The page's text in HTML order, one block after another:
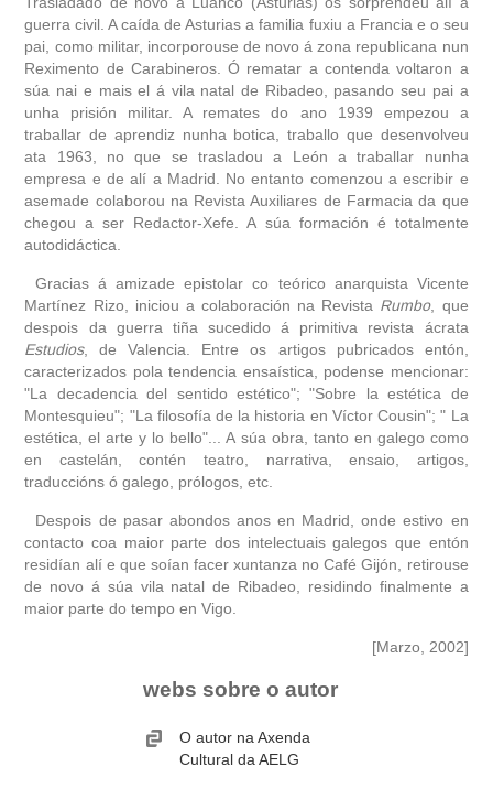
outros docs
guerra civil. A caída de Asturias a familia fuxiu a Francia e o seu
pai, como militar, incorporouse de novo á zona republicana nun
Reximento de Carabineros. Ó rematar a contenda voltaron a
súa nai e mais el á vila natal de Ribadeo, pasando seu pai a
unha prisión militar. A remates do ano 1939 empezou a
traballar de aprendiz nunha botica, traballo que desenvolveu
ata 1963, no que se trasladou a León a traballar nunha
empresa e de alí a Madrid. No entanto comenzou a escribir e
asemade colaborou na Revista Auxiliares de Farmacia da que
chegou a ser Redactor-Xefe. A súa formación é totalmente
autodidáctica.
Gracias á amizade epistolar co teórico anarquista Vicente
Martínez Rizo, iniciou a colaboración na Revista Rumbo, que
despois da guerra tiña sucedido á primitiva revista ácrata
Estudios, de Valencia. Entre os artigos pubricados entón,
caracterizados pola tendencia ensaística, podense mencionar:
"La decadencia del sentido estético"; "Sobre la estética de
Montesquieu"; "La filosofía de la historia en Víctor Cousin"; " La
estética, el arte y lo bello"... A súa obra, tanto en galego como
en castelán, contén teatro, narrativa, ensaio, artigos,
traduccións ó galego, prólogos, etc.
Despois de pasar abondos anos en Madrid, onde estivo en
contacto coa maior parte dos intelectuais galegos que entón
residían alí e que soían facer xuntanza no Café Gijón, retirouse
de novo á súa vila natal de Ribadeo, residindo finalmente a
maior parte do tempo en Vigo.
[Marzo, 2002]
webs sobre o autor
O autor na Axenda
Cultural da AELG